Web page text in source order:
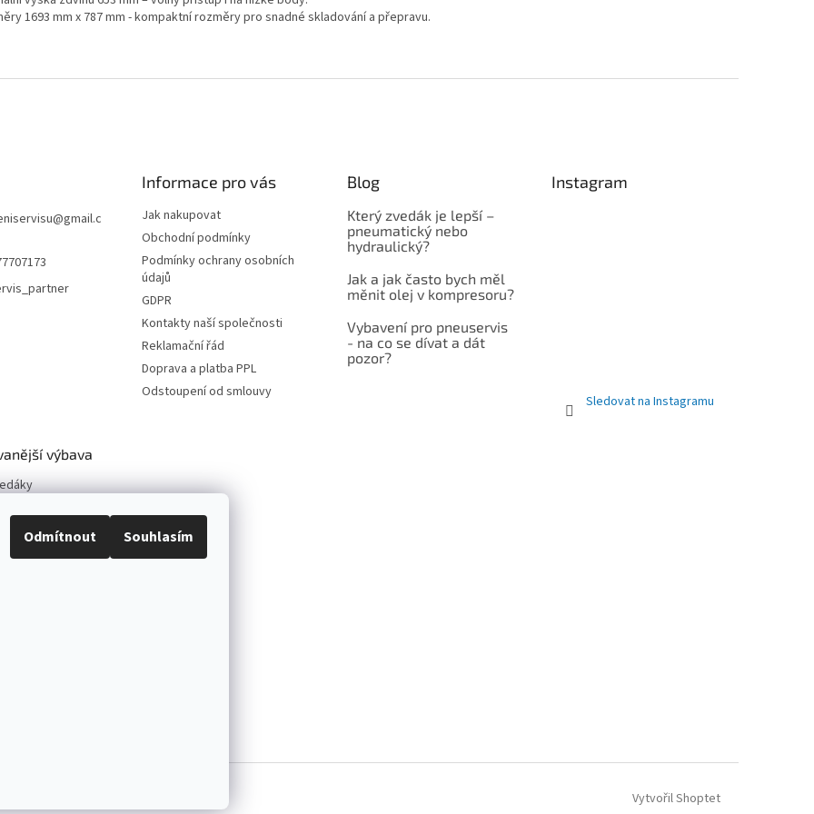
Odmítnout Souhlasím
1693 mm x 787 mm - kompaktní rozměry pro snadné skladování a přepravu.
@gmail.c
Informace pro vás
Jak nakupovat
Obchodní podmínky
Podmínky ochrany osobních
údajů
GDPR
Kontakty naší společnosti
Reklamační řád
Doprava a platba PPL
Odstoupení od smlouvy
Blog
Který zvedák je lepší –
pneumatický nebo
hydraulický?
Jak a jak často bych měl
měnit olej v kompresoru?
Vybavení pro pneuservis
- na co se dívat a dát
pozor?
Instagram
Sledovat na Instagramu
výbava
zvedáky
sety
zvedáky
Vytvořil Shoptet